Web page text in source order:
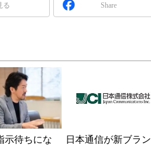
る Share
示待ちにな
日本通信が新ブラン